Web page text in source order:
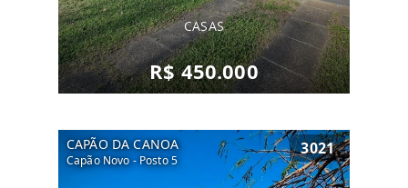
CASAS
R$ 450.000
CAPÃO DA CANOA
Capão Novo - Posto 5
3021